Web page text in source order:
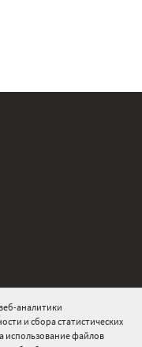
аналитики
и сбора статистических
использование файлов